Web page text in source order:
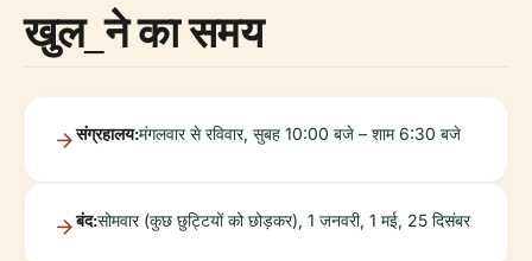
खुल_ने का समय
संग्रहालय:मंगलवार से रविवार, सुबह 10:00 बजे – शाम 6:30 बजे
बंद:सोमवार (कुछ छुट्टियों को छोड़कर), 1 जनवरी, 1 मई, 25 दिसंबर